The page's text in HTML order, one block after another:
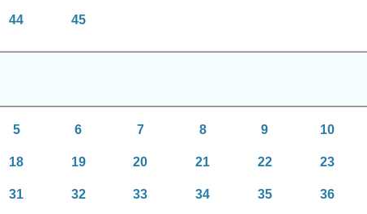
44 45
5 6 7 8 9 10
18 19 20 21 22 23
31 32 33 34 35 36